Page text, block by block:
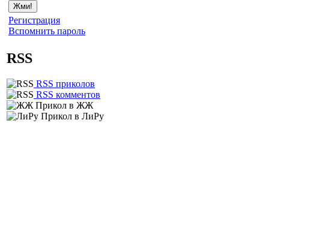
Регистрация
Вспомнить пароль
RSS
RSS приколов
RSS комментов
Прикол в ЖЖ
Прикол в ЛиРу